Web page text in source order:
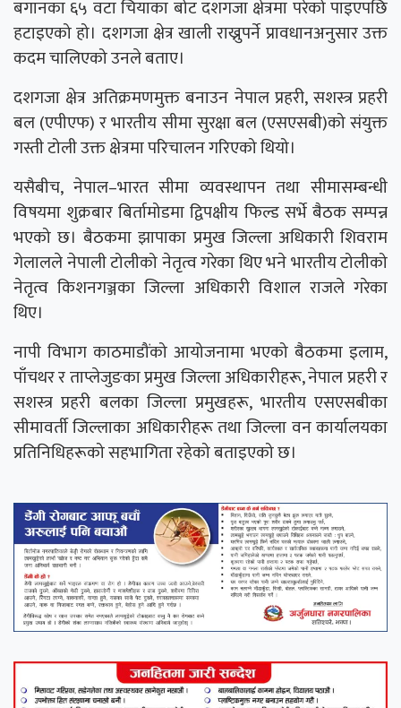
बगानका ६५ वटा चियाका बोट दशगजा क्षेत्रमा परेको पाइएपछि
हटाइएको हो। दशगजा क्षेत्र खाली राख्नुपर्ने प्रावधानअनुसार उक्त
कदम चालिएको उनले बताए।
दशगजा क्षेत्र अतिक्रमणमुक्त बनाउन नेपाल प्रहरी, सशस्त्र प्रहरी
बल (एपीएफ) र भारतीय सीमा सुरक्षा बल (एसएसबी)को संयुक्त
गस्ती टोली उक्त क्षेत्रमा परिचालन गरिएको थियो।
यसैबीच, नेपाल–भारत सीमा व्यवस्थापन तथा सीमासम्बन्धी
विषयमा शुक्रबार बिर्तामोडमा द्विपक्षीय फिल्ड सर्भे बैठक सम्पन्न
भएको छ। बैठकमा झापाका प्रमुख जिल्ला अधिकारी शिवराम
गेलालले नेपाली टोलीको नेतृत्व गरेका थिए भने भारतीय टोलीको
नेतृत्व किशनगञ्जका जिल्ला अधिकारी विशाल राजले गरेका
थिए।
नापी विभाग काठमाडौंको आयोजनामा भएको बैठकमा इलाम,
पाँचथर र ताप्लेजुङका प्रमुख जिल्ला अधिकारीहरू, नेपाल प्रहरी र
सशस्त्र प्रहरी बलका जिल्ला प्रमुखहरू, भारतीय एसएसबीका
सीमावर्ती जिल्लाका अधिकारीहरू तथा जिल्ला वन कार्यालयका
प्रतिनिधिहरूको सहभागिता रहेको बताइएको छ।